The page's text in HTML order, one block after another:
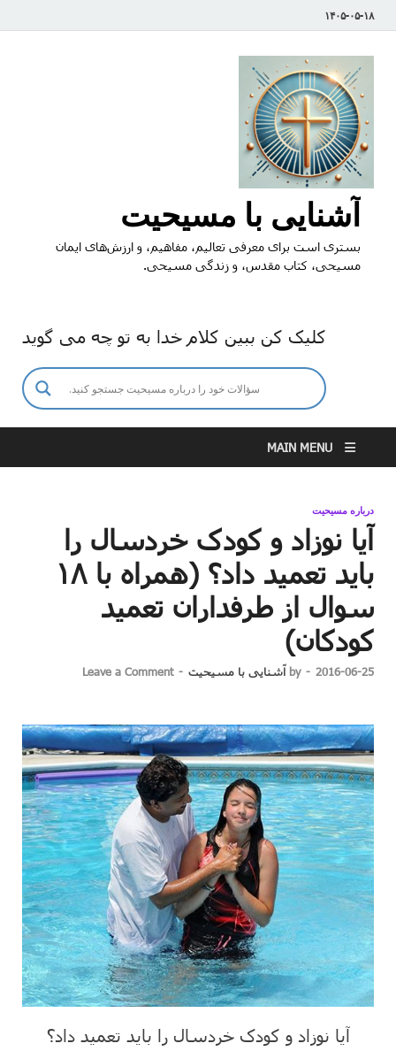
۱۴۰۵-۰۵-۱۸
آشنایی با مسیحیت
بستری است برای معرفی تعالیم، مفاهیم، و ارزش‌های ایمان
مسیحی، کتاب مقدس، و زندگی مسیحی.
کلیک کن ببین کلام خدا به تو چه می گوید
MAIN MENU
درباره مسیحیت
آیا نوزاد و کودک خردسال را
باید تعمید داد؟ (همراه با ۱۸
سوال از طرفداران تعمید
کودکان)
2016-06-25
-
by آشنایی با مسیحیت -
Leave a Comment
آیا نوزاد و کودک خردسال را باید تعمید داد؟